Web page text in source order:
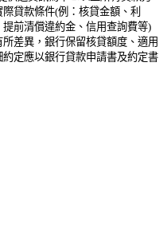
貸款條件(例：核貸金額、利
前清償違約金、信用查詢費等)
差異，銀行保留核貸額度、適用
定應以銀行貸款申請書及約定書